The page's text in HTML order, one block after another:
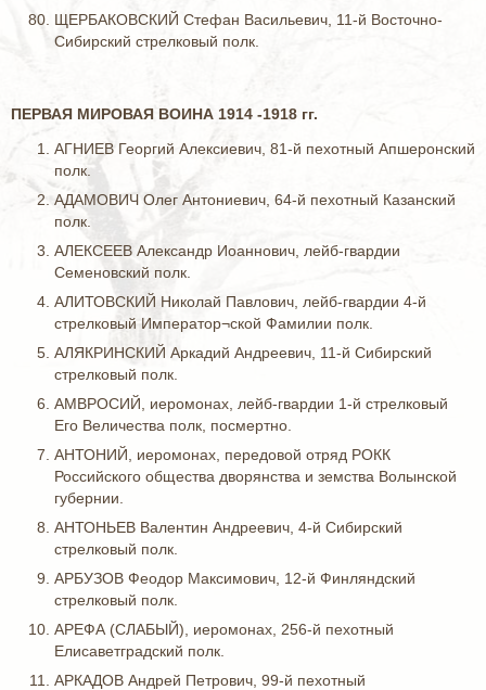
ЩЕРБАКОВСКИЙ Стефан Васильевич, 11-й Восточно-
Сибирский стрелковый полк.
ПЕРВАЯ МИРОВАЯ ВОИНА 1914 -1918 гг.
АГНИЕВ Георгий Алексиевич, 81-й пехотный Апшеронский
полк.
АДАМОВИЧ Олег Антониевич, 64-й пехотный Казанский
полк.
АЛЕКСЕЕВ Александр Иоаннович, лейб-гвардии
Семеновский полк.
АЛИТОВСКИЙ Николай Павлович, лейб-гвардии 4-й
стрелковый Император¬ской Фамилии полк.
АЛЯКРИНСКИЙ Аркадий Андреевич, 11-й Сибирский
стрелковый полк.
АМВРОСИЙ, иеромонах, лейб-гвардии 1-й стрелковый
Его Величества полк, посмертно.
АНТОНИЙ, иеромонах, передовой отряд РОКК
Российского общества дворянства и земства Волынской
губернии.
АНТОНЬЕВ Валентин Андреевич, 4-й Сибирский
стрелковый полк.
АРБУЗОВ Феодор Максимович, 12-й Финляндский
стрелковый полк.
АРЕФА (СЛАБЫЙ), иеромонах, 256-й пехотный
Елисаветградский полк.
АРКАДОВ Андрей Петрович, 99-й пехотный